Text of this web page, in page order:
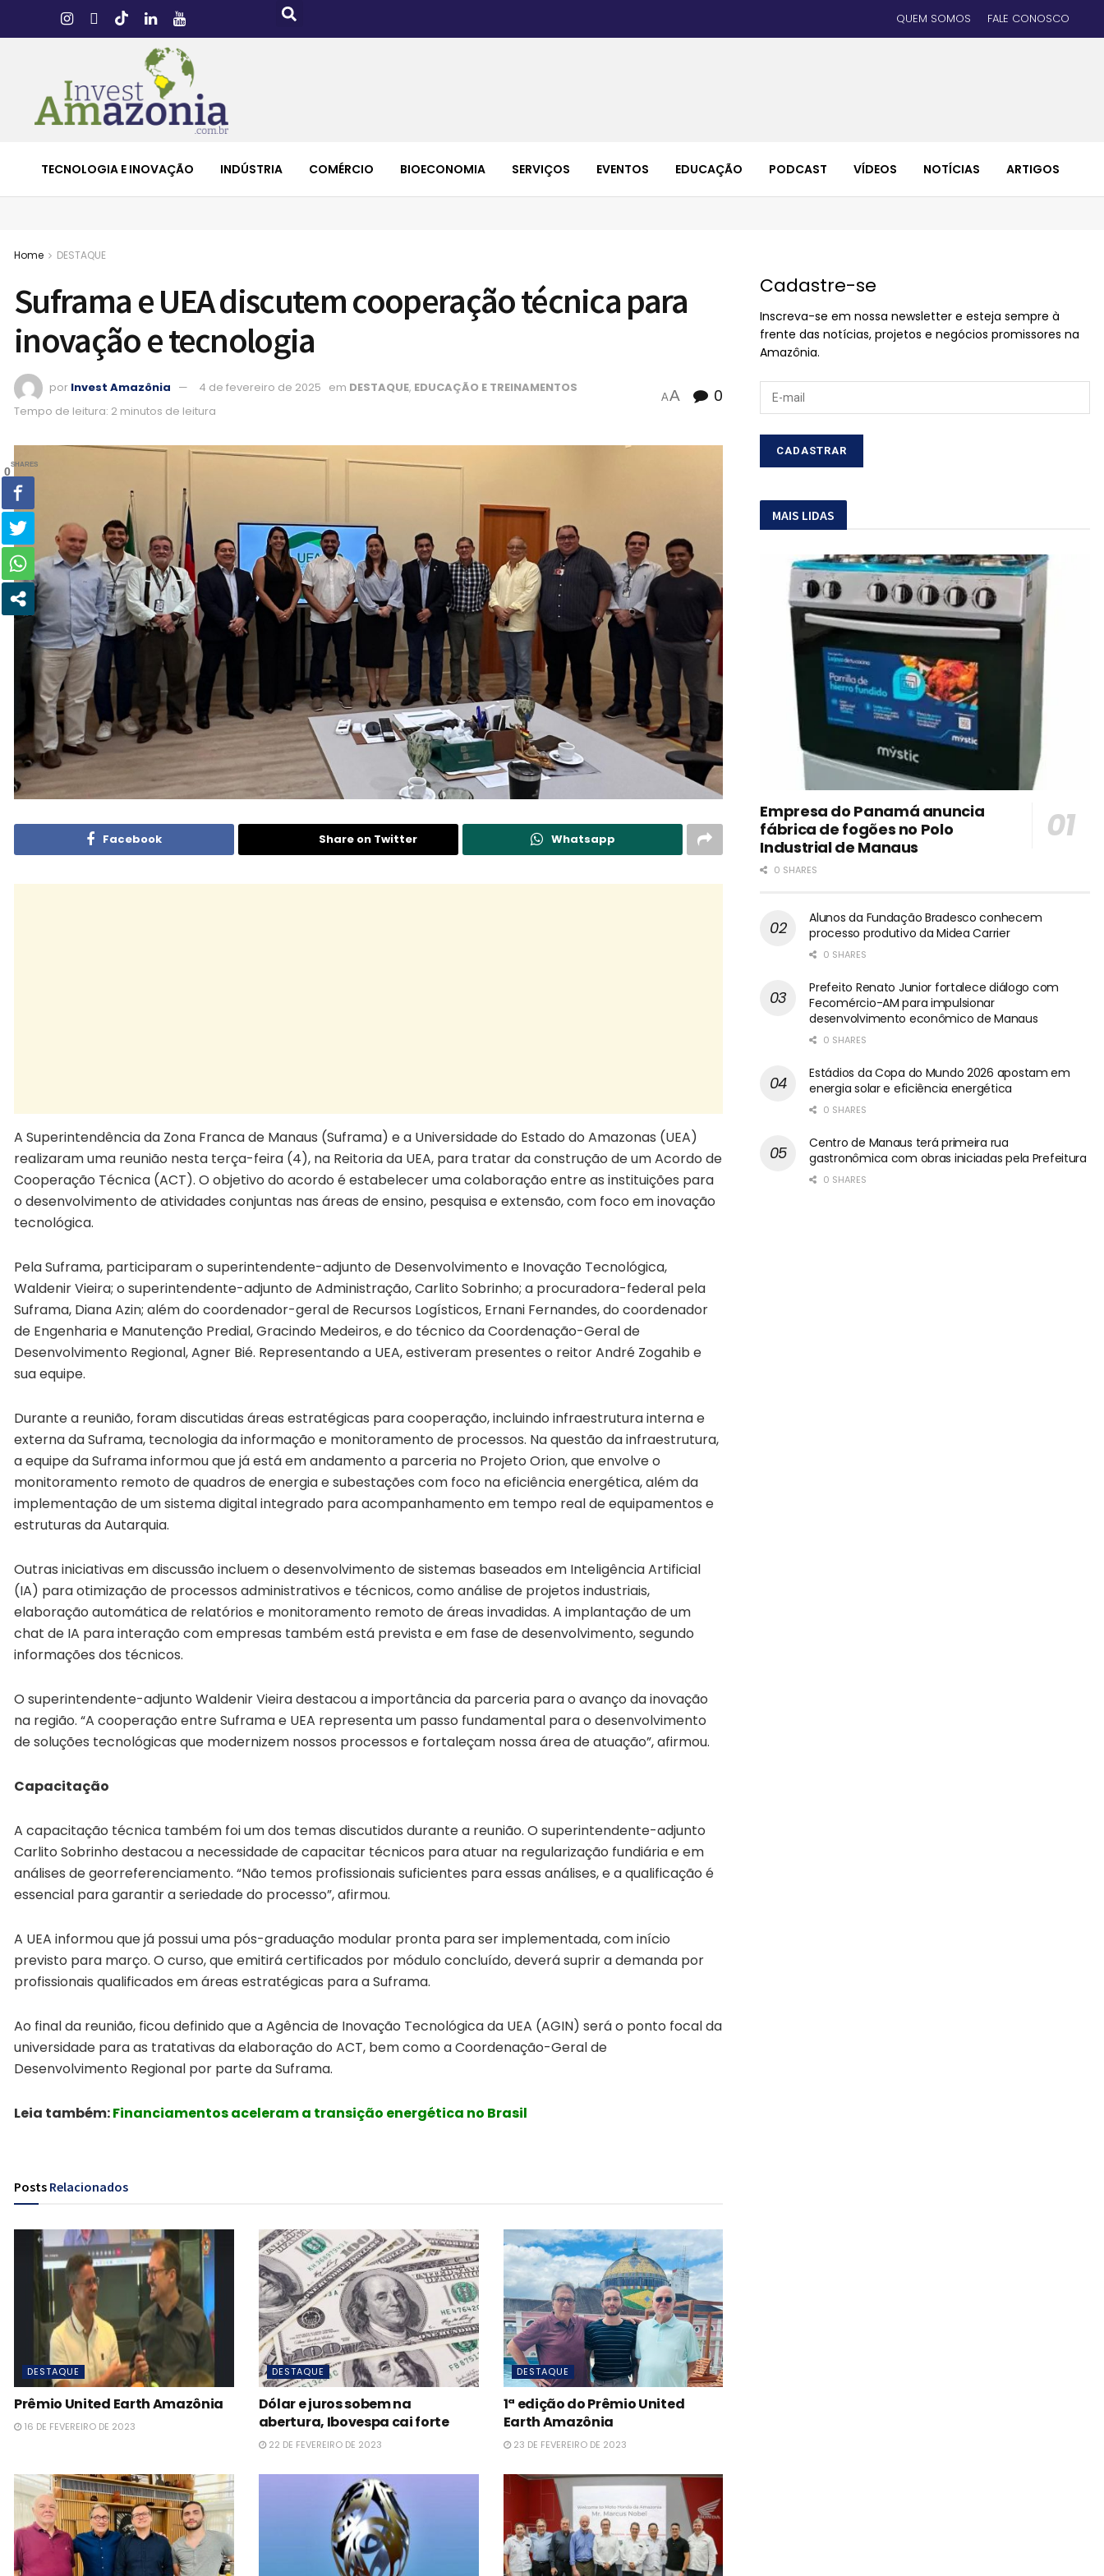
QUEM SOMOS FALE CONOSCO
TECNOLOGIA E INOVAÇÃO INDÚSTRIA COMÉRCIO BIOECONOMIA SERVIÇOS EVENTOS EDUCAÇÃO PODCAST VÍDEOS NOTÍCIAS ARTIGOS
Home DESTAQUE
Suframa e UEA discutem cooperação técnica para
inovação e tecnologia
por Invest Amazônia 4 de fevereiro de 2025 em DESTAQUE, EDUCAÇÃO E TREINAMENTOS
Tempo de leitura: 2 minutos de leitura
AA 0
Facebook Share on Twitter Whatsapp
A Superintendência da Zona Franca de Manaus (Suframa) e a Universidade do Estado do Amazonas (UEA)
realizaram uma reunião nesta terça-feira (4), na Reitoria da UEA, para tratar da construção de um Acordo de
Cooperação Técnica (ACT). O objetivo do acordo é estabelecer uma colaboração entre as instituições para
o desenvolvimento de atividades conjuntas nas áreas de ensino, pesquisa e extensão, com foco em inovação
tecnológica.
Pela Suframa, participaram o superintendente-adjunto de Desenvolvimento e Inovação Tecnológica,
Waldenir Vieira; o superintendente-adjunto de Administração, Carlito Sobrinho; a procuradora-federal pela
Suframa, Diana Azin; além do coordenador-geral de Recursos Logísticos, Ernani Fernandes, do coordenador
de Engenharia e Manutenção Predial, Gracindo Medeiros, e do técnico da Coordenação-Geral de
Desenvolvimento Regional, Agner Bié. Representando a UEA, estiveram presentes o reitor André Zogahib e
sua equipe.
Durante a reunião, foram discutidas áreas estratégicas para cooperação, incluindo infraestrutura interna e
externa da Suframa, tecnologia da informação e monitoramento de processos. Na questão da infraestrutura,
a equipe da Suframa informou que já está em andamento a parceria no Projeto Orion, que envolve o
monitoramento remoto de quadros de energia e subestações com foco na eficiência energética, além da
implementação de um sistema digital integrado para acompanhamento em tempo real de equipamentos e
estruturas da Autarquia.
Outras iniciativas em discussão incluem o desenvolvimento de sistemas baseados em Inteligência Artificial
(IA) para otimização de processos administrativos e técnicos, como análise de projetos industriais,
elaboração automática de relatórios e monitoramento remoto de áreas invadidas. A implantação de um
chat de IA para interação com empresas também está prevista e em fase de desenvolvimento, segundo
informações dos técnicos.
O superintendente-adjunto Waldenir Vieira destacou a importância da parceria para o avanço da inovação
na região. “A cooperação entre Suframa e UEA representa um passo fundamental para o desenvolvimento
de soluções tecnológicas que modernizem nossos processos e fortaleçam nossa área de atuação”, afirmou.
Capacitação
A capacitação técnica também foi um dos temas discutidos durante a reunião. O superintendente-adjunto
Carlito Sobrinho destacou a necessidade de capacitar técnicos para atuar na regularização fundiária e em
análises de georreferenciamento. “Não temos profissionais suficientes para essas análises, e a qualificação é
essencial para garantir a seriedade do processo”, afirmou.
A UEA informou que já possui uma pós-graduação modular pronta para ser implementada, com início
previsto para março. O curso, que emitirá certificados por módulo concluído, deverá suprir a demanda por
profissionais qualificados em áreas estratégicas para a Suframa.
Ao final da reunião, ficou definido que a Agência de Inovação Tecnológica da UEA (AGIN) será o ponto focal da
universidade para as tratativas da elaboração do ACT, bem como a Coordenação-Geral de
Desenvolvimento Regional por parte da Suframa.
Leia também:Financiamentos aceleram a transição energética no Brasil
Posts Relacionados
DESTAQUE
Prêmio United Earth Amazônia
16 DE FEVEREIRO DE 2023
DESTAQUE
Dólar e juros sobem na
abertura, Ibovespa cai forte
22 DE FEVEREIRO DE 2023
DESTAQUE
1ª edição do Prêmio United
Earth Amazônia
23 DE FEVEREIRO DE 2023
Cadastre-se
Inscreva-se em nossa newsletter e esteja sempre à
frente das notícias, projetos e negócios promissores na
Amazônia.
MAIS LIDAS
Empresa do Panamá anuncia
fábrica de fogões no Polo
Industrial de Manaus
0 SHARES
Alunos da Fundação Bradesco conhecem
processo produtivo da Midea Carrier
0 SHARES
Prefeito Renato Junior fortalece diálogo com
Fecomércio-AM para impulsionar
desenvolvimento econômico de Manaus
0 SHARES
Estádios da Copa do Mundo 2026 apostam em
energia solar e eficiência energética
0 SHARES
Centro de Manaus terá primeira rua
gastronômica com obras iniciadas pela Prefeitura
0 SHARES
0
SHARES